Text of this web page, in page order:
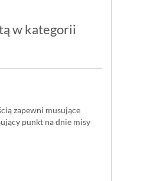
w kategorii
zapewni musujące
punkt na dnie misy